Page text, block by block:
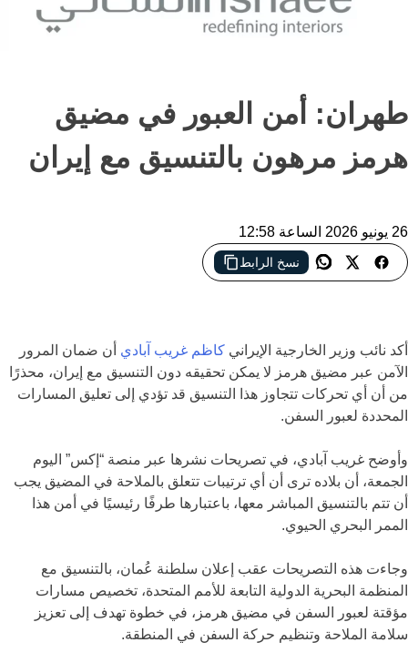
طهران: أمن العبور في مضيق
هرمز مرهون بالتنسيق مع إيران
26 يونيو 2026 الساعة 12:58
نسخ الرابط
إيران تؤكد أن التنسيق معها شرط لضمان العبور الآمن في مضيق
أكد نائب وزير الخارجية الإيراني كاظم غريب آبادي أن ضمان المرور
الآمن عبر مضيق هرمز لا يمكن تحقيقه دون التنسيق مع إيران، محذرًا
من أن أي تحركات تتجاوز هذا التنسيق قد تؤدي إلى تعليق المسارات
المحددة لعبور السفن.
وأوضح غريب آبادي، في تصريحات نشرها عبر منصة “إكس” اليوم
الجمعة، أن بلاده ترى أن أي ترتيبات تتعلق بالملاحة في المضيق يجب
أن تتم بالتنسيق المباشر معها، باعتبارها طرفًا رئيسيًا في أمن هذا
الممر البحري الحيوي.
وجاءت هذه التصريحات عقب إعلان سلطنة عُمان، بالتنسيق مع
المنظمة البحرية الدولية التابعة للأمم المتحدة، تخصيص مسارات
مؤقتة لعبور السفن في مضيق هرمز، في خطوة تهدف إلى تعزيز
سلامة الملاحة وتنظيم حركة السفن في المنطقة.